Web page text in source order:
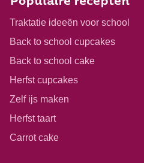
Traktatie ideeën voor school
Back to school cupcakes
Back to school cake
Herfst cupcakes
Zelf ijs maken
Herfst taart
Carrot cake